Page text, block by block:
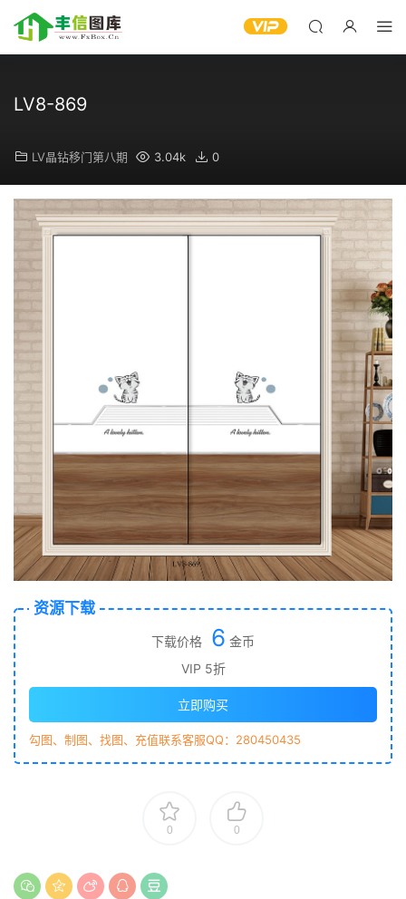
LV8-869
LV晶钻移门第八期 3.04k 0
资源下载
下载价格 6 金币
VIP 5折
立即购买
勾图、制图、找图、充值联系客服QQ：280450435
0 0